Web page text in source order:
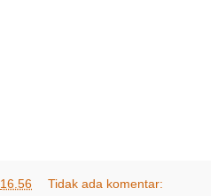
16.56 Tidak ada komentar: